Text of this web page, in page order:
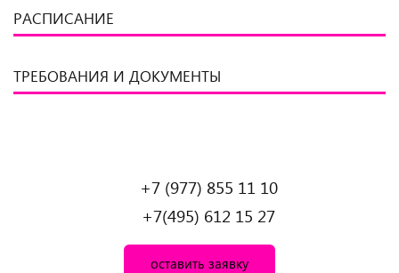
РАСПИСАНИЕ
ТРЕБОВАНИЯ И ДОКУМЕНТЫ
+7 (977) 855 11 10
+7(495) 612 15 27
оставить заявку